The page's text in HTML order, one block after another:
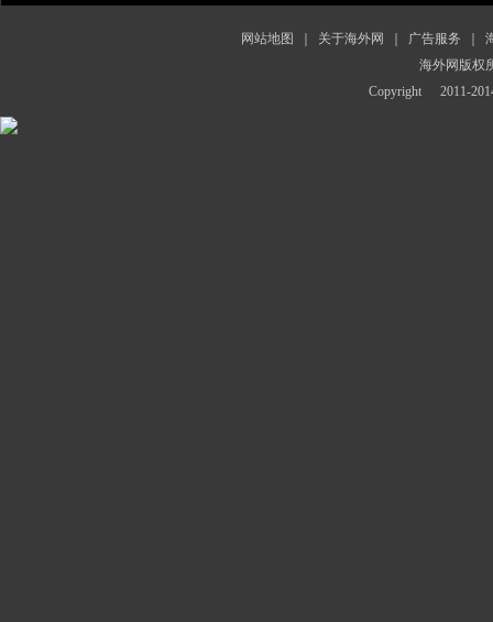
网站地图 关于海外网 广告服务
海外网版权
Copyright
2011-